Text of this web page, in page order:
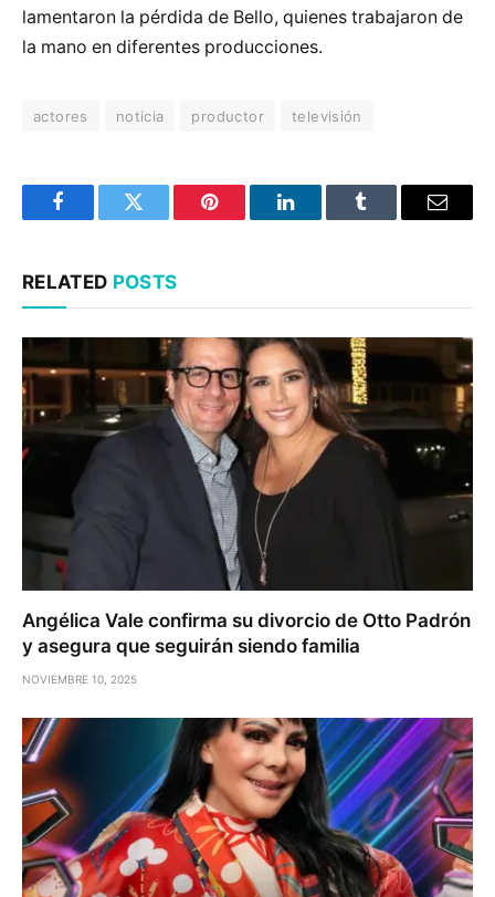
lamentaron la pérdida de Bello, quienes trabajaron de
la mano en diferentes producciones.
actores noticia productor televisión
FacebookTwitter Pinterest LinkedInTumblr Email
RELATED POSTS
Angélica Vale confirma su divorcio de Otto Padrón
y asegura que seguirán siendo familia
NOVIEMBRE 10, 2025